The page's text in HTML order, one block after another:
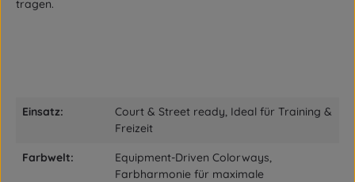
tragen.
Einsatz:
Court & Street ready, Ideal für Training &
Freizeit
Farbwelt:
Equipment-Driven Colorways,
Farbharmonie für maximale